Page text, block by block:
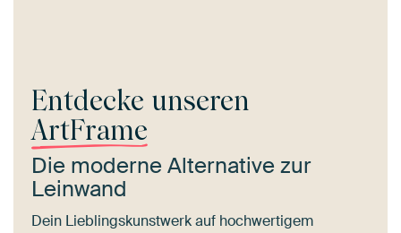
Entdecke unseren
ArtFrame
Die moderne Alternative zur
Leinwand
Dein Lieblingskunstwerk auf hochwertigem